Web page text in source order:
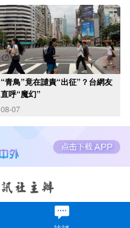
“青鳥”竟在譴責“出征”？台網友
直呼“魔幻”
08-07